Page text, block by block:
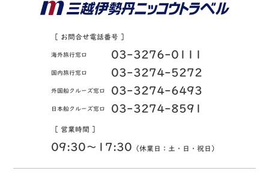
［ お問合せ電話番号 ］
海外旅行窓口 03-3276-0111
国内旅行窓口 03-3274-5272
外国船クルーズ窓口 03-3274-6493
日本船クルーズ窓口 03-3274-8591
［ 営業時間 ］
09:30〜17:30 （休業日：土・日・祝日）